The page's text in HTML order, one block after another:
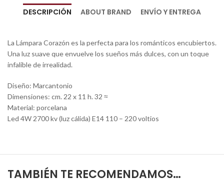
DESCRIPCIÓN ABOUT BRAND ENVÍO Y ENTREGA
La Lámpara Corazón es la perfecta para los románticos encubiertos.
Una luz suave que envuelve los sueños más dulces, con un toque
infalible de irrealidad.
Diseño: Marcantonio
Dimensiones: cm. 22 x 11 h. 32 ≈
Material: porcelana
Led 4W 2700 kv (luz cálida) E14 110 – 220 voltios
TAMBIÉN TE RECOMENDAMOS…